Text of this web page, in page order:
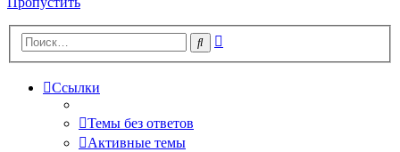
Поиск
Ссылки
Темы без ответов
Активные темы